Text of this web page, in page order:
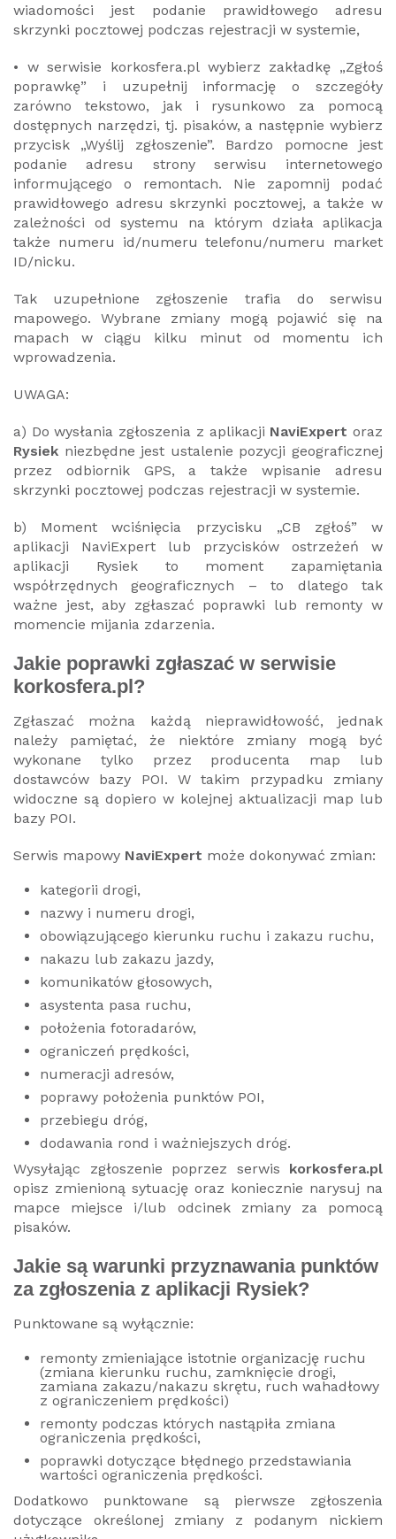
wiadomości jest podanie prawidłowego adresu
skrzynki pocztowej podczas rejestracji w systemie,
• w serwisie korkosfera.pl wybierz zakładkę „Zgłoś
poprawkę” i uzupełnij informację o szczegóły
zarówno tekstowo, jak i rysunkowo za pomocą
dostępnych narzędzi, tj. pisaków, a następnie wybierz
przycisk „Wyślij zgłoszenie”. Bardzo pomocne jest
podanie adresu strony serwisu internetowego
informującego o remontach. Nie zapomnij podać
prawidłowego adresu skrzynki pocztowej, a także w
zależności od systemu na którym działa aplikacja
także numeru id/numeru telefonu/numeru market
ID/nicku.
Tak uzupełnione zgłoszenie trafia do serwisu
mapowego. Wybrane zmiany mogą pojawić się na
mapach w ciągu kilku minut od momentu ich
wprowadzenia.
UWAGA:
a) Do wysłania zgłoszenia z aplikacji NaviExpert oraz
Rysiek niezbędne jest ustalenie pozycji geograficznej
przez odbiornik GPS, a także wpisanie adresu
skrzynki pocztowej podczas rejestracji w systemie.
b) Moment wciśnięcia przycisku „CB zgłoś” w
aplikacji NaviExpert lub przycisków ostrzeżeń w
aplikacji Rysiek to moment zapamiętania
współrzędnych geograficznych – to dlatego tak
ważne jest, aby zgłaszać poprawki lub remonty w
momencie mijania zdarzenia.
Jakie poprawki zgłaszać w serwisie
korkosfera.pl?
Zgłaszać można każdą nieprawidłowość, jednak
należy pamiętać, że niektóre zmiany mogą być
wykonane tylko przez producenta map lub
dostawców bazy POI. W takim przypadku zmiany
widoczne są dopiero w kolejnej aktualizacji map lub
bazy POI.
Serwis mapowy NaviExpert może dokonywać zmian:
kategorii drogi,
nazwy i numeru drogi,
obowiązującego kierunku ruchu i zakazu ruchu,
nakazu lub zakazu jazdy,
komunikatów głosowych,
asystenta pasa ruchu,
położenia fotoradarów,
ograniczeń prędkości,
numeracji adresów,
poprawy położenia punktów POI,
przebiegu dróg,
dodawania rond i ważniejszych dróg.
Wysyłając zgłoszenie poprzez serwis korkosfera.pl
opisz zmienioną sytuację oraz koniecznie narysuj na
mapce miejsce i/lub odcinek zmiany za pomocą
pisaków.
Jakie są warunki przyznawania punktów
za zgłoszenia z aplikacji Rysiek?
Punktowane są wyłącznie:
remonty zmieniające istotnie organizację ruchu
(zmiana kierunku ruchu, zamknięcie drogi,
zamiana zakazu/nakazu skrętu, ruch wahadłowy
z ograniczeniem prędkości)
remonty podczas których nastąpiła zmiana
ograniczenia prędkości,
poprawki dotyczące błędnego przedstawiania
wartości ograniczenia prędkości.
Dodatkowo punktowane są pierwsze zgłoszenia
dotyczące określonej zmiany z podanym nickiem